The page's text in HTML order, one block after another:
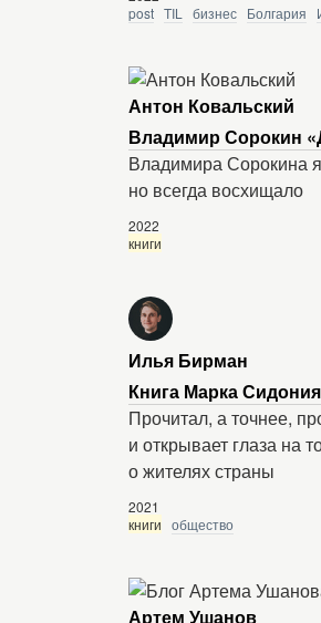
post TIL бизнес Болгария
Антон Ковальский
Владимир Сорокин
Владимира Сорокина
но всегда восхищало
2022
книги
Илья Бирман
Книга Марка
Прочитал, а точнее,
и открывает глаза на
о жителях страны
2021
книги общество
Артем Ушанов